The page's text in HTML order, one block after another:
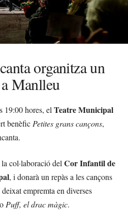
organitza un
Manlleu
19:00 hores, el Teatre Municipal
benèfic Petites grans cançons,
col·laboració del Cor Infantil de
, i donarà un repàs a les cançons
empremta en diverses
Puff, el drac màgic.